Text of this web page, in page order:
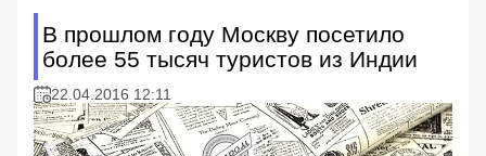
В прошлом году Москву посетило
более 55 тысяч туристов из Индии
22.04.2016 12:11